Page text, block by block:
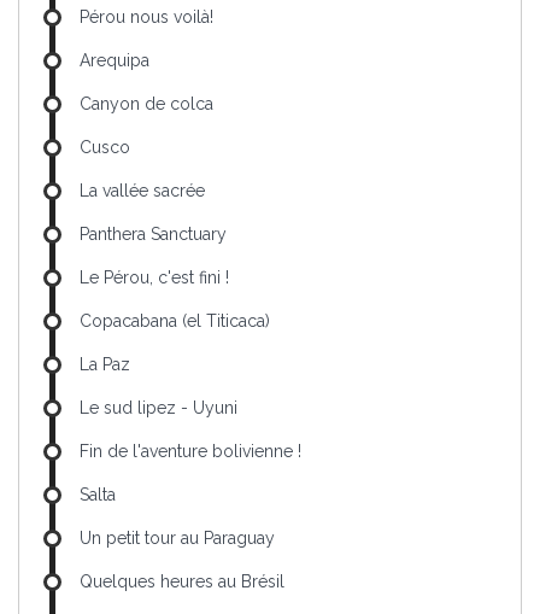
Pérou nous voilà!
Arequipa
Canyon de colca
Cusco
La vallée sacrée
Panthera Sanctuary
Le Pérou, c'est fini !
Copacabana (el Titicaca)
La Paz
Le sud lipez - Uyuni
Fin de l'aventure bolivienne !
Salta
Un petit tour au Paraguay
Quelques heures au Brésil